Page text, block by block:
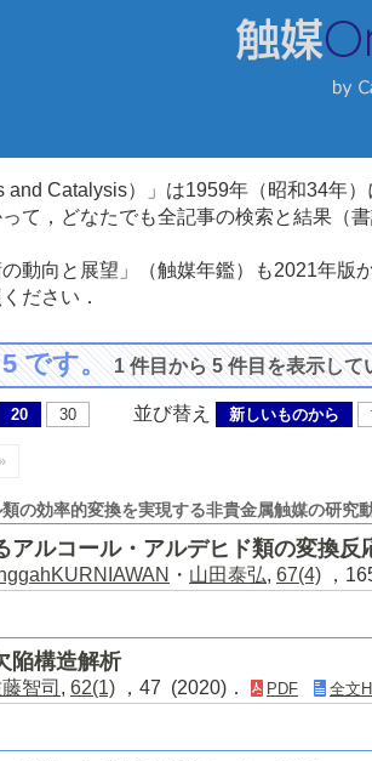
and Catalysis）」は1959年（昭和34年
て，どなたでも全記事の検索と結果（
動向と展望」（触媒年鑑）も2021年
ださい．
です。1 件目から 5 件目を表示して
20 30 並び替え 新しいものから
の効率的変換を実現する非貴金属触媒の研究
アルコール・アルデヒド類の変換反
・ 山田泰弘, 67(4) ，
陥構造解析
智司 , 62(1) ，47 (2020)． PDF 全文